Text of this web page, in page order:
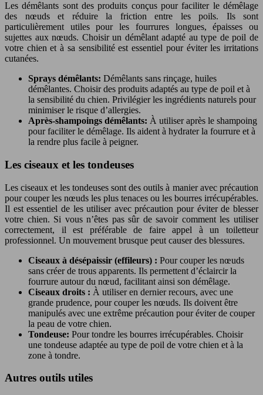
Les démêlants sont des produits conçus pour faciliter le démêlage
des nœuds et réduire la friction entre les poils. Ils sont
particulièrement utiles pour les fourrures longues, épaisses ou
sujettes aux nœuds. Choisir un démêlant adapté au type de poil de
votre chien et à sa sensibilité est essentiel pour éviter les irritations
cutanées.
Sprays démêlants: Démêlants sans rinçage, huiles
démêlantes. Choisir des produits adaptés au type de poil et à
la sensibilité du chien. Privilégier les ingrédients naturels pour
minimiser le risque d’allergies.
Après-shampoings démêlants: À utiliser après le shampoing
pour faciliter le démêlage. Ils aident à hydrater la fourrure et à
la rendre plus facile à peigner.
Les ciseaux et les tondeuses
Les ciseaux et les tondeuses sont des outils à manier avec précaution
pour couper les nœuds les plus tenaces ou les bourres irrécupérables.
Il est essentiel de les utiliser avec précaution pour éviter de blesser
votre chien. Si vous n’êtes pas sûr de savoir comment les utiliser
correctement, il est préférable de faire appel à un toiletteur
professionnel. Un mouvement brusque peut causer des blessures.
Ciseaux à désépaissir (effileurs) : Pour couper les nœuds
sans créer de trous apparents. Ils permettent d’éclaircir la
fourrure autour du nœud, facilitant ainsi son démêlage.
Ciseaux droits : À utiliser en dernier recours, avec une
grande prudence, pour couper les nœuds. Ils doivent être
manipulés avec une extrême précaution pour éviter de couper
la peau de votre chien.
Tondeuse: Pour tondre les bourres irrécupérables. Choisir
une tondeuse adaptée au type de poil de votre chien et à la
zone à tondre.
Autres outils utiles